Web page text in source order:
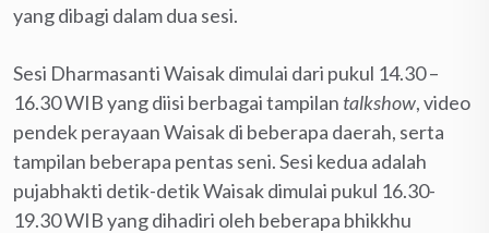
yang dibagi dalam dua sesi.
Sesi Dharmasanti Waisak dimulai dari pukul 14.30 –
16.30 WIB yang diisi berbagai tampilan talkshow, video
pendek perayaan Waisak di beberapa daerah, serta
tampilan beberapa pentas seni. Sesi kedua adalah
pujabhakti detik-detik Waisak dimulai pukul 16.30-
19.30 WIB yang dihadiri oleh beberapa bhikkhu